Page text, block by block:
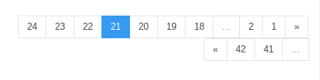
«
1
2
...
18
19
20
21
22
23
24
...
41
42
»